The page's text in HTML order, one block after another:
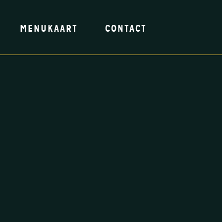
MENUKAART CONTACT